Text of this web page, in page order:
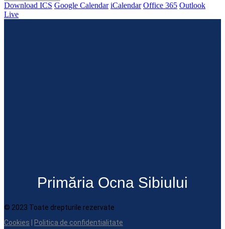
Download ICS Google Calendar iCalendar Office 365 Outlook
Live
Primăria Ocna Sibiului
© 2023 Toate drepturile rezervate
Cookies
Politica de confidentialitate